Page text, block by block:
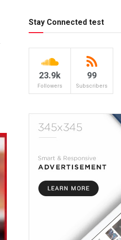
Stay Connected test
23.9k
Followers
99
Subscribers